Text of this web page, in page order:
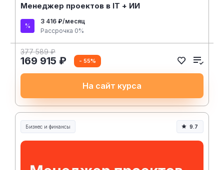
Менеджер проектов в IT + ИИ
3 416 ₽/месяц
Рассрочка 0%
377 589 ₽
169 915 ₽ - 55%
На сайт курса
Бизнес и финансы 9.7